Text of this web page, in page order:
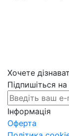
Хочете
Підпишіться
Інформація
Оферта